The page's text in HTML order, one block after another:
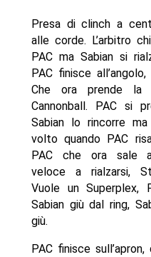
Presa di clinch a
alle corde. L’arbitro
PAC ma Sabian si
PAC finisce
Che ora prende
Cannonball. PAC si
Sabian lo rincorre
volto quando PAC
PAC che ora sale
veloce a rialzarsi,
Vuole un Superplex,
Sabian giù dal ring,
giù.
PAC finisce